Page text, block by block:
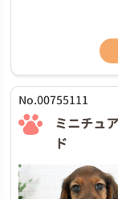
No.00755111
ミニチュ
ド